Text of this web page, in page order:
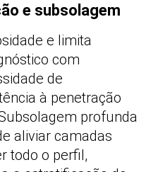
e subsolagem
e limita
com
de
à penetração
profunda
aliviar camadas
todo o perfil,